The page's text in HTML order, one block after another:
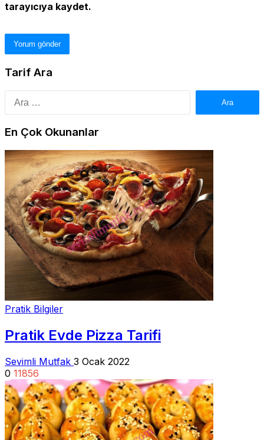
tarayıcıya kaydet.
Tarif Ara
Arama:
En Çok Okunanlar
Pratik Bilgiler
Pratik Evde Pizza Tarifi
Sevimli Mutfak 3 Ocak 2022
0 11856